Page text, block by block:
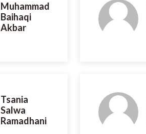
Muhammad
Baihaqi
Akbar
Tsania
Salwa
Ramadhani